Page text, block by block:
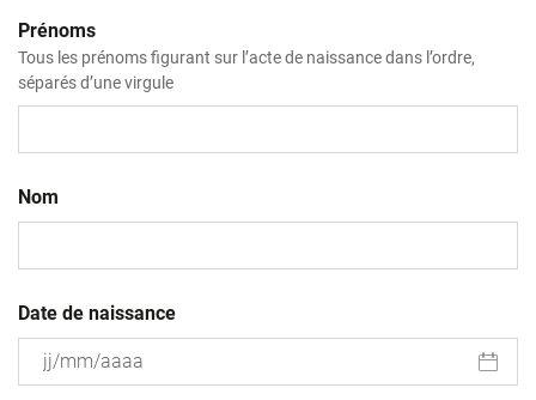
Prénoms
Tous les prénoms figurant sur l’acte de naissance dans l’ordre,
séparés d’une virgule
Nom
Date de naissance